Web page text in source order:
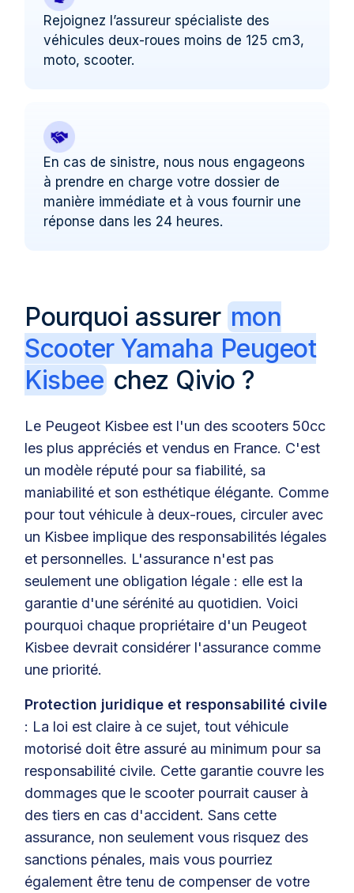
Rejoignez l’assureur spécialiste des
véhicules deux-roues moins de 125 cm3,
moto, scooter.
En cas de sinistre, nous nous engageons
à prendre en charge votre dossier de
manière immédiate et à vous fournir une
réponse dans les 24 heures.
Pourquoi assurer mon
Scooter Yamaha Peugeot
Kisbee chez Qivio ?
Le Peugeot Kisbee est l'un des scooters 50cc
les plus appréciés et vendus en France. C'est
un modèle réputé pour sa fiabilité, sa
maniabilité et son esthétique élégante. Comme
pour tout véhicule à deux-roues, circuler avec
un Kisbee implique des responsabilités légales
et personnelles. L'assurance n'est pas
seulement une obligation légale : elle est la
garantie d'une sérénité au quotidien. Voici
pourquoi chaque propriétaire d'un Peugeot
Kisbee devrait considérer l'assurance comme
une priorité.
Protection juridique et responsabilité civile
: La loi est claire à ce sujet, tout véhicule
motorisé doit être assuré au minimum pour sa
responsabilité civile. Cette garantie couvre les
dommages que le scooter pourrait causer à
des tiers en cas d'accident. Sans cette
assurance, non seulement vous risquez des
sanctions pénales, mais vous pourriez
également être tenu de compenser de votre